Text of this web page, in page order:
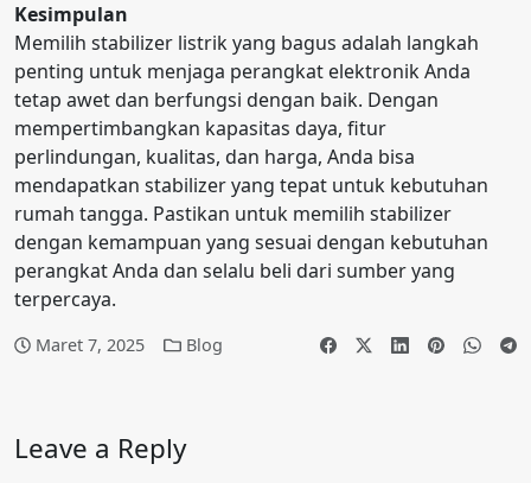
Kesimpulan
Memilih stabilizer listrik yang bagus adalah langkah
penting untuk menjaga perangkat elektronik Anda
tetap awet dan berfungsi dengan baik. Dengan
mempertimbangkan kapasitas daya, fitur
perlindungan, kualitas, dan harga, Anda bisa
mendapatkan stabilizer yang tepat untuk kebutuhan
rumah tangga. Pastikan untuk memilih stabilizer
dengan kemampuan yang sesuai dengan kebutuhan
perangkat Anda dan selalu beli dari sumber yang
terpercaya.
Maret 7, 2025 Blog
Leave a Reply